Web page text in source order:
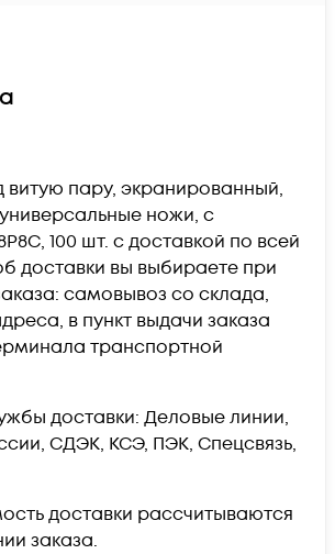
витую пару, экранированный,
ножи, с
100 шт. c доставкой по всей
доставки вы выбираете при
самовывоз со склада,
в пункт выдачи заказа
транспортной
доставки: Деловые линии,
СДЭК, КСЭ, ПЭК, Спецсвязь,
доставки рассчитываются
заказа.